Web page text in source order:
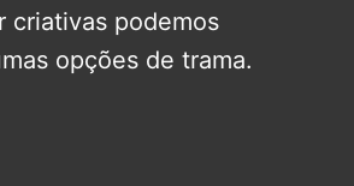
criativas podemos
opções de trama.